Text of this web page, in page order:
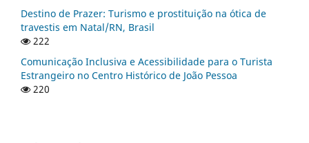
Destino de Prazer: Turismo e prostituição na ótica de
travestis em Natal/RN, Brasil
222
Comunicação Inclusiva e Acessibilidade para o Turista
Estrangeiro no Centro Histórico de João Pessoa
220